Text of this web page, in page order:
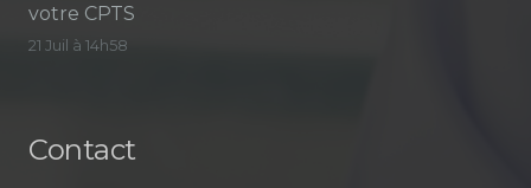
votre CPTS
21 Juil à 14h58
Contact